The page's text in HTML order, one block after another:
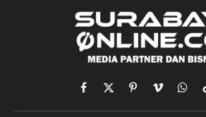
Facebook
X
(Twitter)
PinterestVimeo